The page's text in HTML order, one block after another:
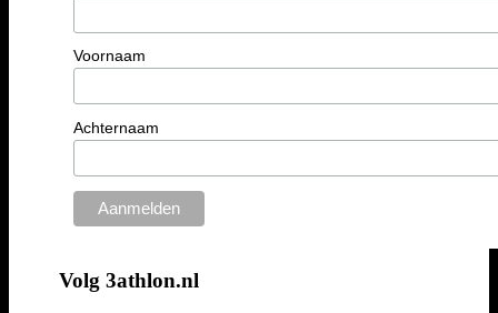
Voornaam
Achternaam
Volg 3athlon.nl